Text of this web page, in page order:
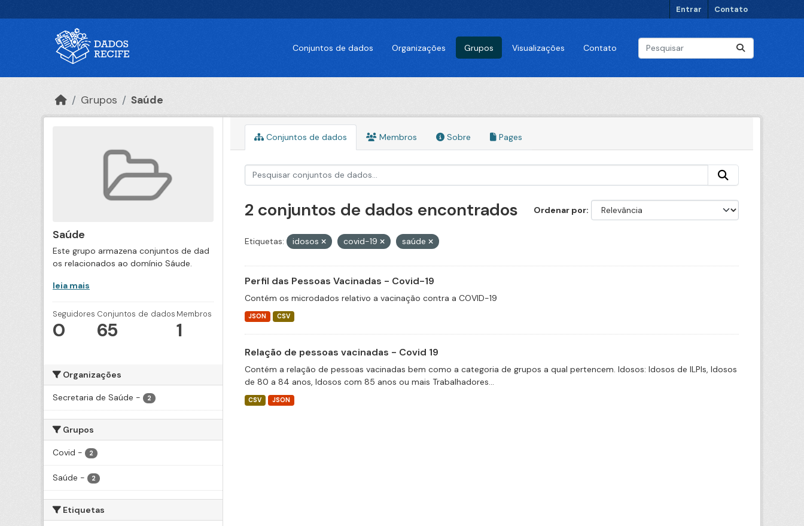
Entrar Contato
Conjuntos de dados Organizações Grupos Visualizações Contato
Grupos Saúde
Saúde
Este grupo armazena conjuntos de dad
os relacionados ao domínio Sáude.
leia mais
Seguidores
0
Conjuntos de dados
65
Membros
1
Organizações
Secretaria de Saúde - 2
Grupos
Covid - 2
Saúde - 2
Etiquetas
Conjuntos de dados Membros Sobre Pages
Ordenar por
2 conjuntos de dados encontrados
Etiquetas: idosos covid-19 saúde
Perfil das Pessoas Vacinadas - Covid-19
Contém os microdados relativo a vacinação contra a COVID-19
JSON CSV
Relação de pessoas vacinadas - Covid 19
Contém a relação de pessoas vacinadas bem como a categoria de grupos a qual pertencem. Idosos: Idosos de ILPIs, Idosos
de 80 a 84 anos, Idosos com 85 anos ou mais Trabalhadores...
CSV JSON